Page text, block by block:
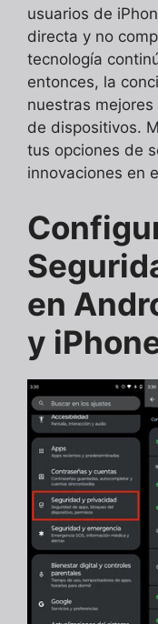
usuarios de
directa y no
tecnología
entonces, la
nuestras
de dispositivos.
tus opciones de
innovaciones en
en
y